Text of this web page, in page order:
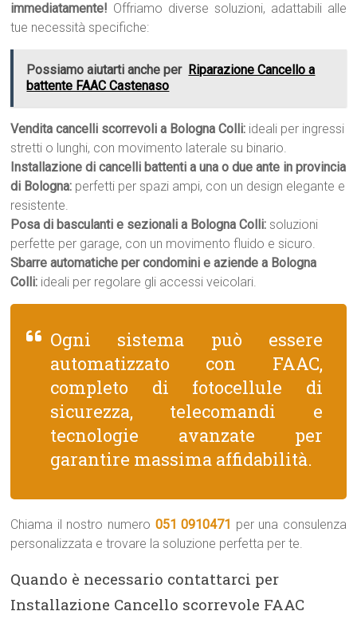
immediatamente! Offriamo diverse soluzioni, adattabili alle
tue necessità specifiche:
Possiamo aiutarti anche per Riparazione Cancello a
battente FAAC Castenaso
Vendita cancelli scorrevoli a Bologna Colli: ideali per ingressi
stretti o lunghi, con movimento laterale su binario.
Installazione di cancelli battenti a una o due ante in provincia
di Bologna: perfetti per spazi ampi, con un design elegante e
resistente.
Posa di basculanti e sezionali a Bologna Colli: soluzioni
perfette per garage, con un movimento fluido e sicuro.
Sbarre automatiche per condomini e aziende a Bologna
Colli: ideali per regolare gli accessi veicolari.
Ogni sistema può essere
automatizzato con FAAC,
completo di fotocellule di
sicurezza, telecomandi e
tecnologie avanzate per
garantire massima affidabilità.
Chiama il nostro numero 051 0910471 per una consulenza
personalizzata e trovare la soluzione perfetta per te.
Quando è necessario contattarci per
Installazione Cancello scorrevole FAAC